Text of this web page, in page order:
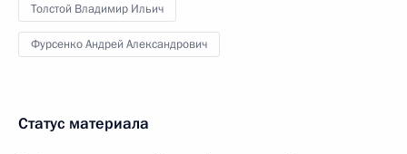
Толстой Владимир Ильич
Фурсенко Андрей Александрович
Статус материала